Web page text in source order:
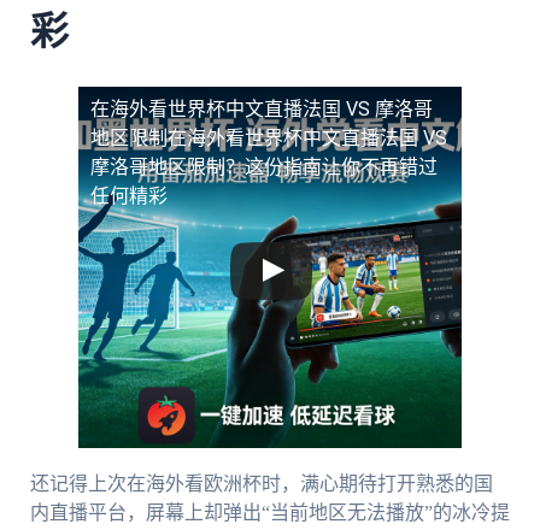
彩
在海外看世界杯中文直播法国 VS 摩洛哥
地区限制在海外看世界杯中文直播法国 VS
摩洛哥地区限制？这份指南让你不再错过
任何精彩
还记得上次在海外看欧洲杯时，满心期待打开熟悉的国
内直播平台，屏幕上却弹出“当前地区无法播放”的冰冷提